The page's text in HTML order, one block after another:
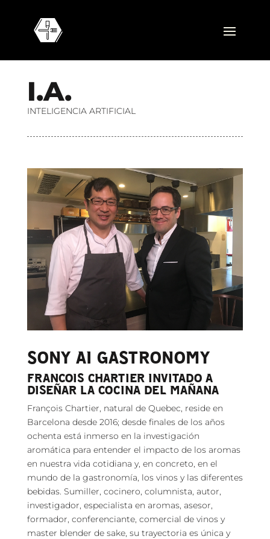
I.A.
INTELIGENCIA ARTIFICIAL
SONY AI GASTRONOMY
FRANCOIS CHARTIER INVITADO A
DISEÑAR LA COCINA DEL MAÑANA
François Chartier, natural de Quebec, reside en
Barcelona desde 2016; desde finales de los años
ochenta está inmerso en la investigación
aromática para entender el impacto de los aromas
en nuestra vida cotidiana y, en concreto, en el
mundo de la gastronomía, los vinos y las diferentes
bebidas. Sumiller, cocinero, columnista, autor,
investigador, especialista en aromas, asesor,
formador, conferenciante, comercial de vinos y
master blender de sake, su trayectoria es única y